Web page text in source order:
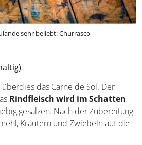
sehr beliebt: Churrasco
das Carne de Sol. Der
Rindfleisch wird im Schatten
gesalzen. Nach der
mit Maniokmehl, Kräutern und